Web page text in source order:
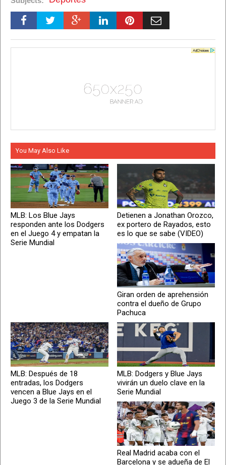
You May Also Like
MLB: Los Blue Jays
responden ante los Dodgers
en el Juego 4 y empatan la
Serie Mundial
Detienen a Jonathan Orozco,
ex portero de Rayados, esto
es lo que se sabe (VIDEO)
Giran orden de aprehensión
contra el dueño de Grupo
Pachuca
MLB: Después de 18
entradas, los Dodgers
vencen a Blue Jays en el
Juego 3 de la Serie Mundial
MLB: Dodgers y Blue Jays
vivirán un duelo clave en la
Serie Mundial
Real Madrid acaba con el
Barcelona y se adueña de El